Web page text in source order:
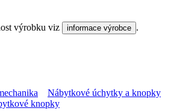
výrobku viz informace výrobce .
Nábytkové úchytky a knopky
knopky